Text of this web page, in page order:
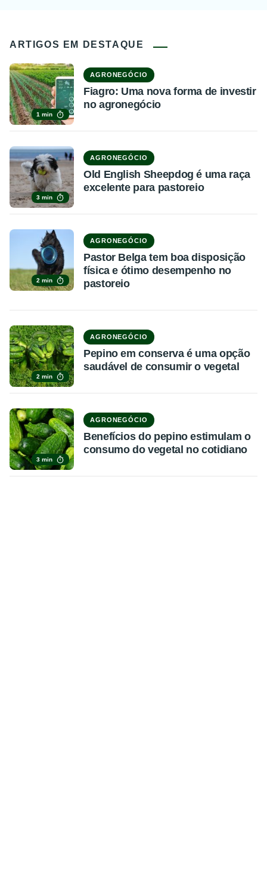
ARTIGOS EM DESTAQUE
1 min
AGRONEGÓCIO
Fiagro: Uma nova forma de investir
no agronegócio
3 min
AGRONEGÓCIO
Old English Sheepdog é uma raça
excelente para pastoreio
2 min
AGRONEGÓCIO
Pastor Belga tem boa disposição
física e ótimo desempenho no
pastoreio
2 min
AGRONEGÓCIO
Pepino em conserva é uma opção
saudável de consumir o vegetal
3 min
AGRONEGÓCIO
Benefícios do pepino estimulam o
consumo do vegetal no cotidiano